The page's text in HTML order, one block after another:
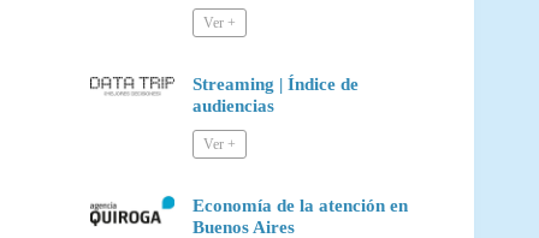
Streaming | Índice de
audiencias
Economía de la atención en
Buenos Aires